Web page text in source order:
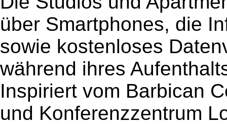
über Smartphones, die
sowie kostenloses
während ihres
Inspiriert vom Barbican
und Konferenzzentrum